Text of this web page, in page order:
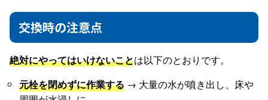
交換時の注意点
絶対にやってはいけないことは以下のとおりです。
元栓を閉めずに作業する → 大量の水が噴き出し、床や